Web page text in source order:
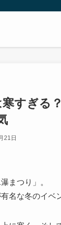
すぎる
21日
まつり」。
名な冬のイベ